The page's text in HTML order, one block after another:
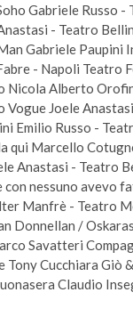
Gabriele Russo
- Teatro
Gabriele Paupini
- Napoli Teatro
Nicola Alberto
Vogue Joele
Emilio Russo -
qui Marcello
Anastasi - Teatro
con nessuno avevo
Manfrè - Teatro
Donnellan /
Savatteri
Tony Cucchiara Giò
Claudio